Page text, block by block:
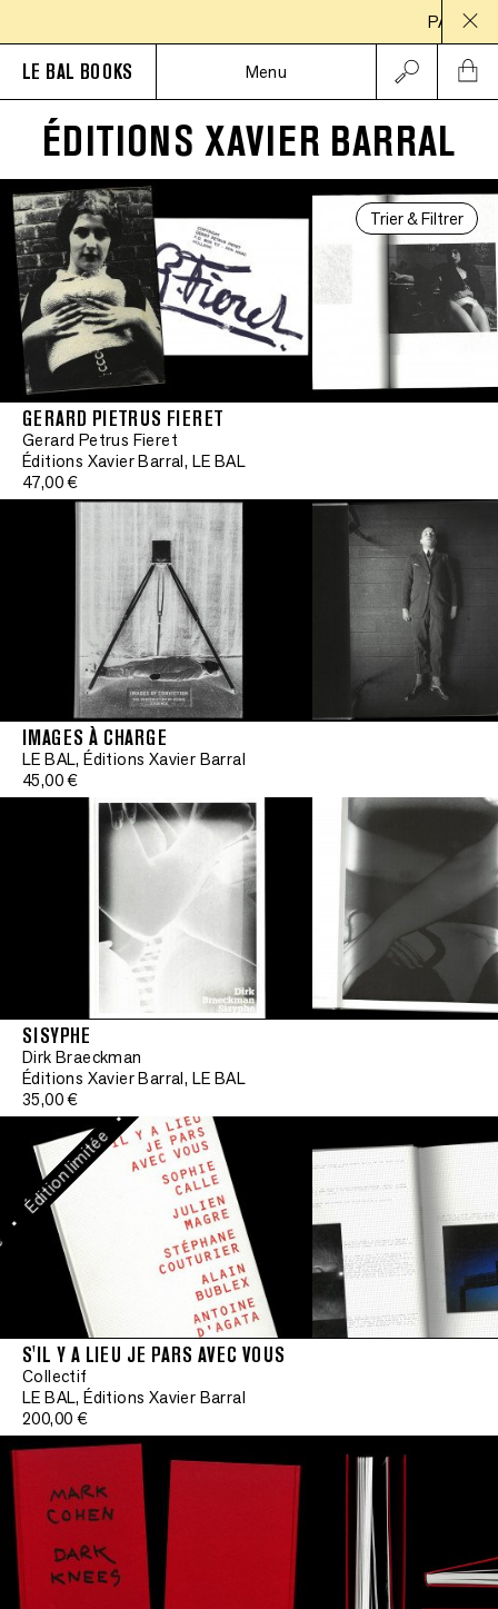
PAUSE
LE BAL BOOKS Menu
ÉDITIONS XAVIER BARRAL
Trier & Filtrer
GERARD PIETRUS FIERET
Gerard Petrus Fieret
Éditions Xavier Barral, LE BAL
47,00 €
IMAGES À CHARGE
LE BAL, Éditions Xavier Barral
45,00 €
SISYPHE
Dirk Braeckman
Éditions Xavier Barral, LE BAL
35,00 €
Édition limitée
•
Signé
•
Édition limitée
Édition limitée
•
S'IL Y A LIEU JE PARS AVEC VOUS
Collectif
LE BAL, Éditions Xavier Barral
200,00 €
Signé
Édition limitée
•